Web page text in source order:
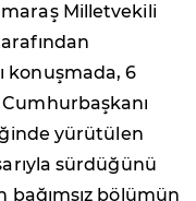
Milletvekili
konuşmada, 6
yürütülen
sürdüğünü
bağımsız bölümün